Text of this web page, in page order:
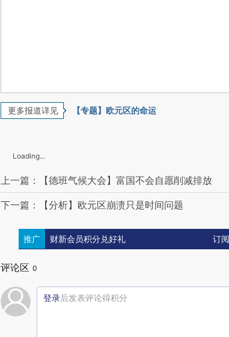
更多报道详见 【专题】欧元区的命运
Loading...
上一篇：【德班气候大会】富国不会自愿削减排放
下一篇：【分析】欧元区崩溃只是时间问题
推广 财新会员积分兑好礼 订
评论区 0
登录后发表评论得积分